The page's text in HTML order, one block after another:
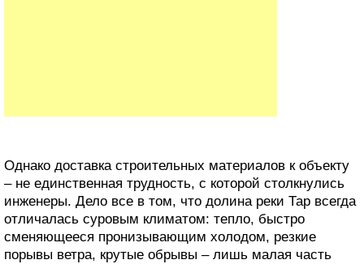
Однако доставка строительных материалов к объекту
– не единственная трудность, с которой столкнулись
инженеры. Дело все в том, что долина реки Тар всегда
отличалась суровым климатом: тепло, быстро
сменяющееся пронизывающим холодом, резкие
порывы ветра, крутые обрывы – лишь малая часть